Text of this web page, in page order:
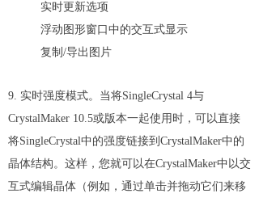
实时更新选项
浮动图形窗口中的交互式显示
复制/导出图片
9. 实时强度模式。当将SingleCrystal 4与
CrystalMaker 10.5或版本一起使用时，可以直接
将SingleCrystal中的强度链接到CrystalMaker中的
晶体结构。这样，您就可以在CrystalMaker中以交
互式编辑晶体（例如，通过单击并拖动它们来移